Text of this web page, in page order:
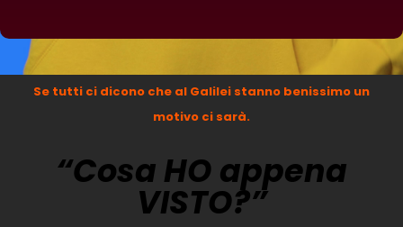
Se tutti ci dicono che al Galilei stanno benissimo un
motivo ci sarà.
“Cosa HO appena
VISTO?”